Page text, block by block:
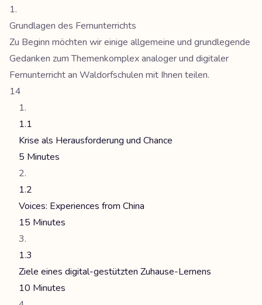
Grundlagen des Fernunterrichts
Zu Beginn möchten wir einige allgemeine und grundlegende
Gedanken zum Themenkomplex analoger und digitaler
Fernunterricht an Waldorfschulen mit Ihnen teilen.
14
1.1
Krise als Herausforderung und Chance
5 Minutes
1.2
Voices: Experiences from China
15 Minutes
1.3
Ziele eines digital-gestützten Zuhause-Lernens
10 Minutes